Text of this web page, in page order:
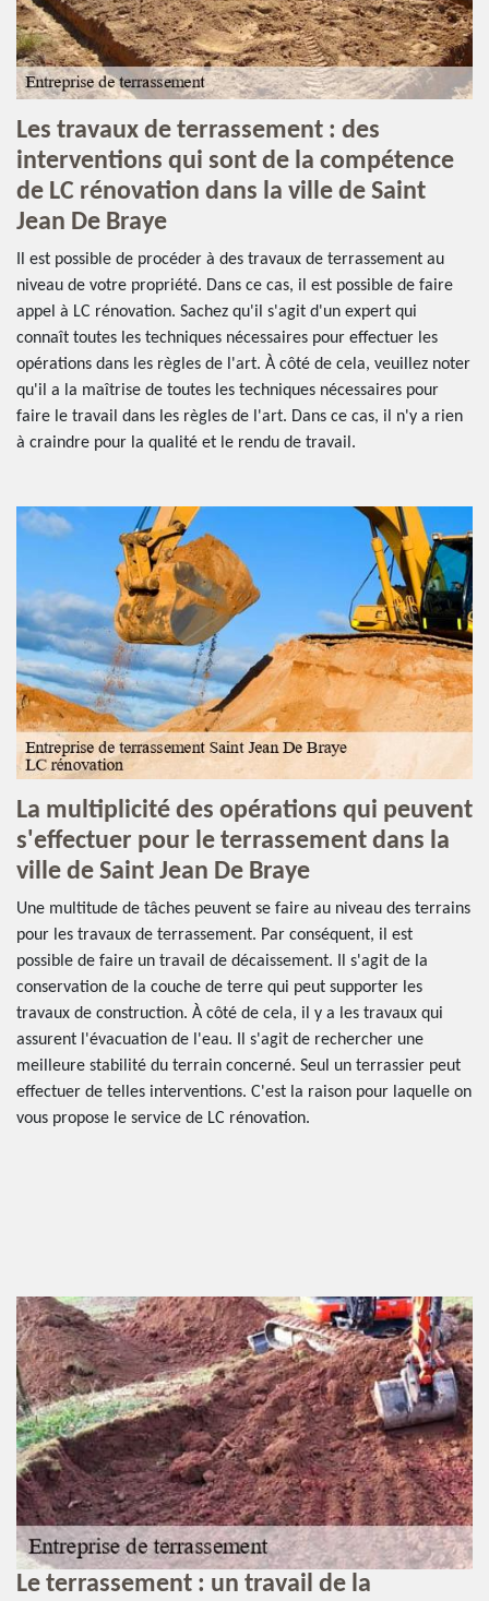
Les travaux de terrassement : des
interventions qui sont de la compétence
de LC rénovation dans la ville de Saint
Jean De Braye
Il est possible de procéder à des travaux de terrassement au
niveau de votre propriété. Dans ce cas, il est possible de faire
appel à LC rénovation. Sachez qu'il s'agit d'un expert qui
connaît toutes les techniques nécessaires pour effectuer les
opérations dans les règles de l'art. À côté de cela, veuillez noter
qu'il a la maîtrise de toutes les techniques nécessaires pour
faire le travail dans les règles de l'art. Dans ce cas, il n'y a rien
à craindre pour la qualité et le rendu de travail.
La multiplicité des opérations qui peuvent
s'effectuer pour le terrassement dans la
ville de Saint Jean De Braye
Une multitude de tâches peuvent se faire au niveau des terrains
pour les travaux de terrassement. Par conséquent, il est
possible de faire un travail de décaissement. Il s'agit de la
conservation de la couche de terre qui peut supporter les
travaux de construction. À côté de cela, il y a les travaux qui
assurent l'évacuation de l'eau. Il s'agit de rechercher une
meilleure stabilité du terrain concerné. Seul un terrassier peut
effectuer de telles interventions. C'est la raison pour laquelle on
vous propose le service de LC rénovation.
Le terrassement : un travail de la